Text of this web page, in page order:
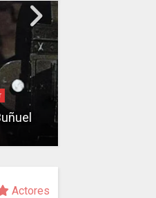
Actores